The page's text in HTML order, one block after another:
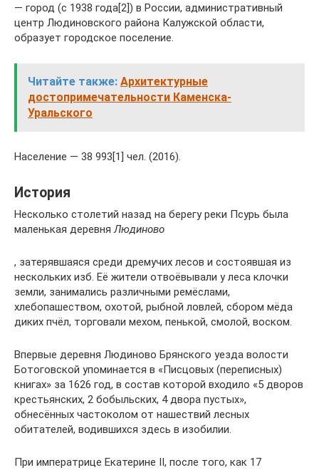
— город (с 1938 года[2]) в России, административный
центр Людиновского района Калужской области,
образует городское поселение.
Читайте также: Архитектурные
достопримечательности Каменска-
Уральского
Население — 38 993[1] чел. (2016).
История
Несколько столетий назад на берегу реки Псурь была
маленькая деревняЛюдиново
, затерявшаяся среди дремучих лесов и состоявшая из
нескольких изб. Её жители отвоёвывали у леса клочки
земли, занимались различными ремёслами,
хлебопашеством, охотой, рыбной ловлей, сбором мёда
диких пчёл, торговали мехом, пенькой, смолой, воском.
Впервые деревня Людиново Брянского уезда волости
Ботоговской упоминается в «Писцовых (переписных)
книгах» за 1626 год, в состав которой входило «5 дворов
крестьянских, 2 бобыльских, 4 двора пустых»,
обнесённых частоколом от нашествий лесных
обитателей, водившихся здесь в изобилии.
При императрице Екатерине II, после того, как 17